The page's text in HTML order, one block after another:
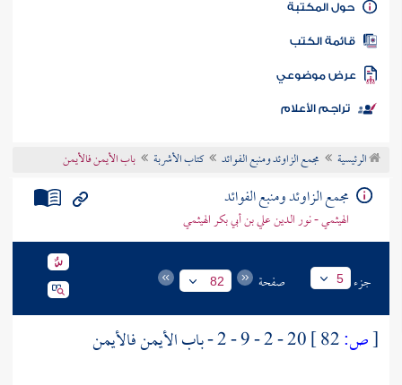
كتاب الأمة
المكتبة
الكتب
موضوعي
تراجم الأعلام
الرئيسية مجمع الزاوئد ومنبع الفوائد كتاب الأشربة باب الأيمن فالأيمن
مجمع الزاوئد ومنبع الفوائد
الهيثمي - نور الدين علي بن أبي بكر الهيثمي
جزء 5 صفحة 82
[ص:
20 - 2 - 9 - 2 - باب الأيمن فالأيمن